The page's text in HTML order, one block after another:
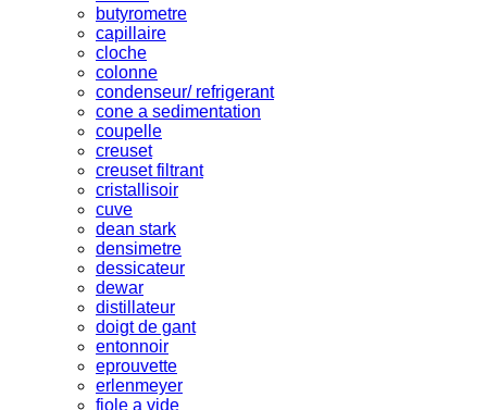
butyrometre
capillaire
cloche
colonne
condenseur/ refrigerant
cone a sedimentation
coupelle
creuset
creuset filtrant
cristallisoir
cuve
dean stark
densimetre
dessicateur
dewar
distillateur
doigt de gant
entonnoir
eprouvette
erlenmeyer
fiole a vide